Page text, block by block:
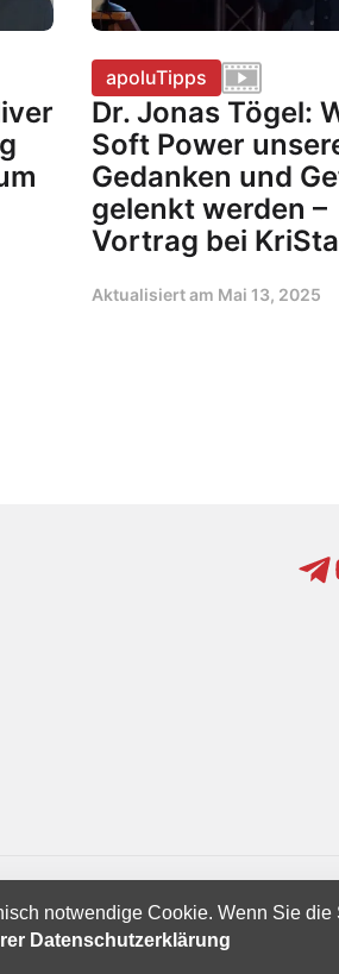
apoluTipps
Dr. Jonas Tögel:
Soft Power
Gedanken und
gelenkt werden –
Vortrag bei KriSta
Aktualisiert am Mai 13, 2025
Published apolut Creatives Ltd.
notwendige Cookie. Wenn Sie
Datenschutzerklärung